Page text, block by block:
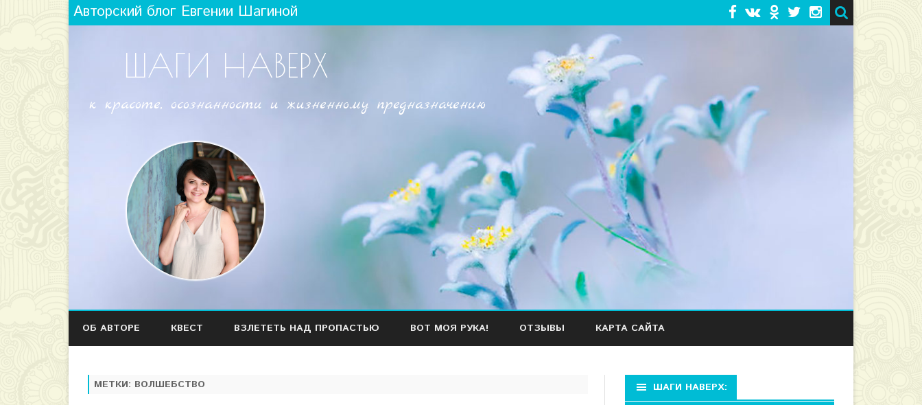
Авторский блог Евгении Шагиной
ШАГИ НАВЕРХ
к красоте, осознанности и жизненному предназначению
Наверх
ОБ АВТОРЕ КВЕСТ ВЗЛЕТЕТЬ НАД ПРОПАСТЬЮ ВОТ МОЯ РУКА! ОТЗЫВЫ КАРТА САЙТА
МЕТКИ: ВОЛШЕБСТВО
ШАГИ НАВЕРХ: